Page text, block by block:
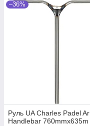
–36%
Руль UA Charles Padel
Handlebar 760mmx635m